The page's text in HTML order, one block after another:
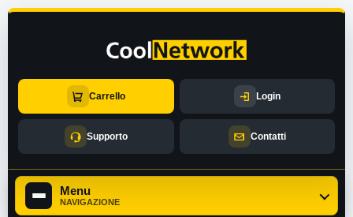
Carrello Login
Supporto Contatti
Menu
NAVIGAZIONE